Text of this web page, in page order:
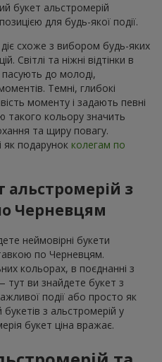
букет альстромерій
для будь-якої події.
схоже з вибором будь-яких
Світлі та ніжні відтінки в
пасують до молоді,
Темні, глибокі
моменту і задають певні
такого кольору значить
та щиру повагу.
як подарунок колегам по
альстромерій з
Черневцям
неймовірні букети
по Черневцям.
кольорах, в поєднанні з
тут ви знайдете букет з
події або просто як
з альстромерій у
букет ціна вражає.